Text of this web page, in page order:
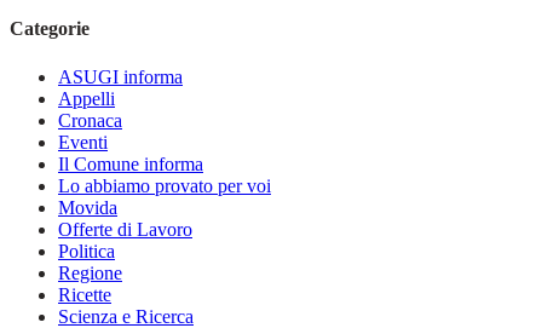
Categorie
ASUGI informa
Appelli
Cronaca
Eventi
Il Comune informa
Lo abbiamo provato per voi
Movida
Offerte di Lavoro
Politica
Regione
Ricette
Scienza e Ricerca